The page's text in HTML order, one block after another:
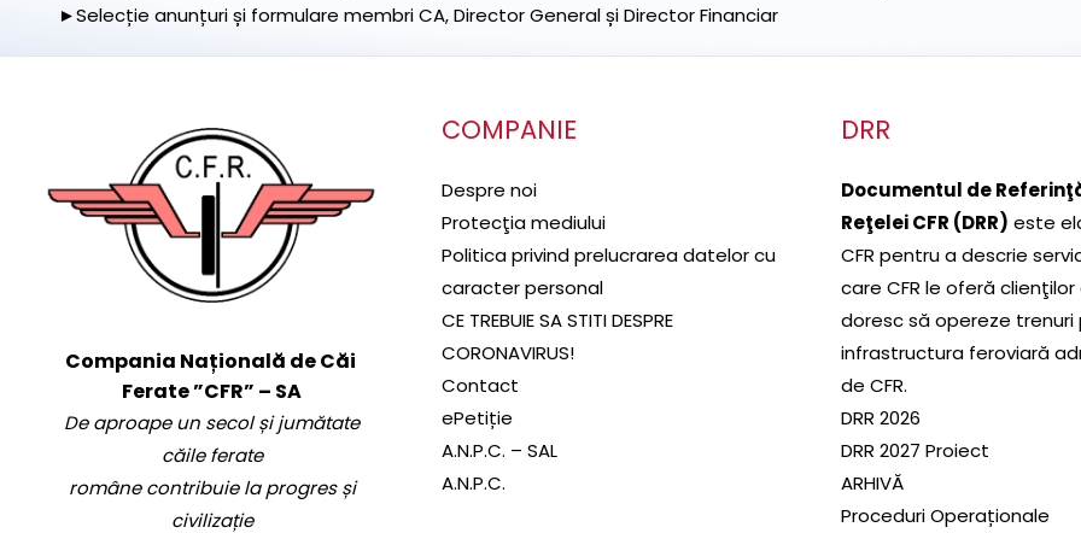
►Selecție anunțuri și formulare membri CA, Director General și Director Financiar
Compania Națională de Căi
Ferate ”CFR” – SA
De aproape un secol și jumătate
căile ferate
române contribuie la progres și
civilizație
COMPANIE
Despre noi
Protecţia mediului
Politica privind prelucrarea datelor cu
caracter personal
CE TREBUIE SA STITI DESPRE
CORONAVIRUS!
Contact
ePetiție
A.N.P.C. – SAL
A.N.P.C.
DRR
Documentul de
Reţelei CFR (DRR) este
CFR pentru a descrie
care CFR le oferă clienţilor
doresc să opereze trenuri
infrastructura feroviară
de CFR.
DRR 2026
DRR 2027 Proiect
ARHIVĂ
Proceduri Operaționale